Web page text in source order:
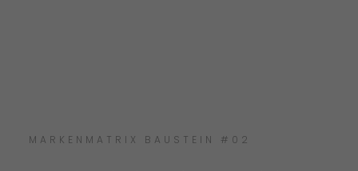
MARKENMATRIX BAUSTEIN #02